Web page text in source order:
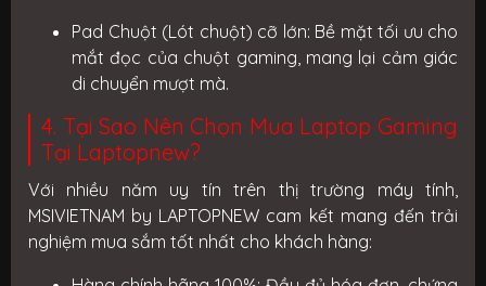
Pad Chuột (Lót chuột) cỡ lớn: Bề mặt tối ưu cho
mắt đọc của chuột gaming, mang lại cảm giác
di chuyển mượt mà.
4. Tại Sao Nên Chọn Mua Laptop Gaming
Tại Laptopnew?
Với nhiều năm uy tín trên thị trường máy tính,
MSIVIETNAM by LAPTOPNEW cam kết mang đến trải
nghiệm mua sắm tốt nhất cho khách hàng: